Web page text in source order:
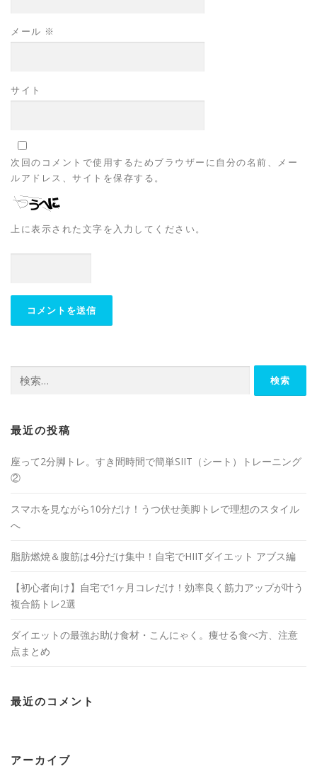
メール ※
サイト
次回のコメントで使用するためブラウザーに自分の名前、メー
ルアドレス、サイトを保存する。
上に表示された文字を入力してください。
最近の投稿
座って2分脚トレ。すき間時間で簡単SIIT（シート）トレーニング
②
スマホを見ながら10分だけ！うつ伏せ美脚トレで理想のスタイル
へ
脂肪燃焼＆腹筋は4分だけ集中！自宅でHIITダイエット アブス編
【初心者向け】自宅で1ヶ月コレだけ！効率良く筋力アップが叶う
複合筋トレ2選
ダイエットの最強お助け食材・こんにゃく。痩せる食べ方、注意
点まとめ
最近のコメント
アーカイブ